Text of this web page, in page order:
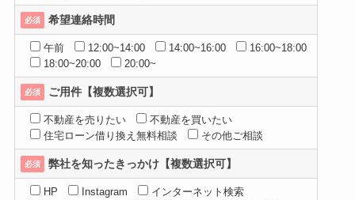
必須 希望連絡時間
午前 12:00~14:00 14:00~16:00
16:00~18:00
18:00~20:00
20:00~
必須 ご用件【複数選択可】
不動産を売りたい
不動産を買いたい
住宅ローン借り換え無料相談
その他ご相談
必須 弊社を知ったきっかけ【複数選択可】
HP Instagram
インターネット検索